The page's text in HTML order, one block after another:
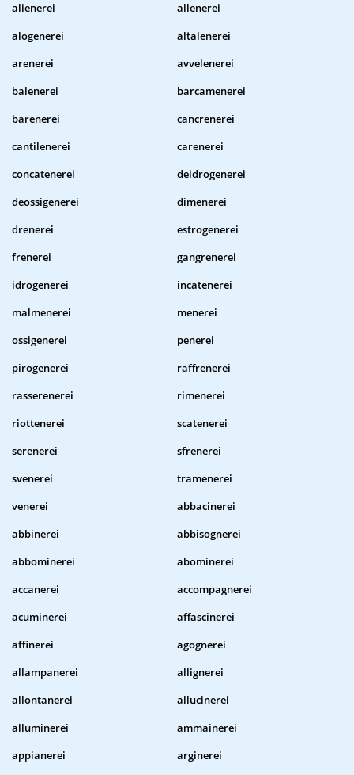
alienerei
allenerei
alogenerei
altalenerei
arenerei
avvelenerei
balenerei
barcamenerei
barenerei
cancrenerei
cantilenerei
carenerei
concatenerei
deidrogenerei
deossigenerei
dimenerei
drenerei
estrogenerei
frenerei
gangrenerei
idrogenerei
incatenerei
malmenerei
menerei
ossigenerei
penerei
pirogenerei
raffrenerei
rasserenerei
rimenerei
riottenerei
scatenerei
serenerei
sfrenerei
svenerei
tramenerei
venerei
abbacinerei
abbinerei
abbisognerei
abbominerei
abominerei
accanerei
accompagnerei
acuminerei
affascinerei
affinerei
agognerei
allampanerei
allignerei
allontanerei
allucinerei
alluminerei
ammainerei
appianerei
arginerei